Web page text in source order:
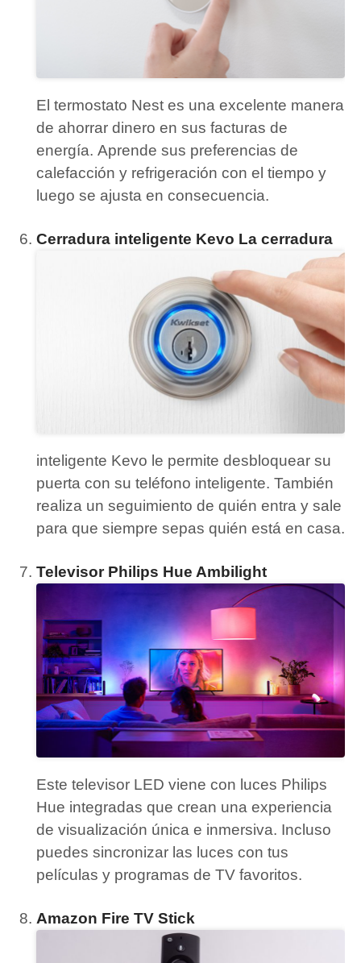
El termostato Nest es una excelente manera
de ahorrar dinero en sus facturas de
energía. Aprende sus preferencias de
calefacción y refrigeración con el tiempo y
luego se ajusta en consecuencia.
Cerradura inteligente Kevo La cerradura
inteligente Kevo le permite desbloquear su
puerta con su teléfono inteligente. También
realiza un seguimiento de quién entra y sale
para que siempre sepas quién está en casa.
Televisor Philips Hue Ambilight
Este televisor LED viene con luces Philips
Hue integradas que crean una experiencia
de visualización única e inmersiva. Incluso
puedes sincronizar las luces con tus
películas y programas de TV favoritos.
Amazon Fire TV Stick